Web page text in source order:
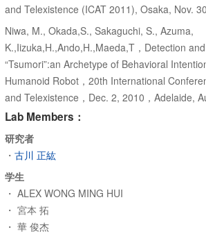
and Telexistence (ICAT 2011), Osaka, Nov.
Niwa, M., Okada,S., Sakaguchi, S., Azuma,
K.,Iizuka,H.,Ando,H.,Maeda,T，Detection
“Tsumori”:an Archetype of Behavioral
Humanoid Robot，20th International
and Telexistence，Dec. 2, 2010，Adelaide,
Lab Members：
研究者
・ 古川 正紘
学生
・ ALEX WONG MING HUI
・ 宮本 拓
・ 華 俊杰